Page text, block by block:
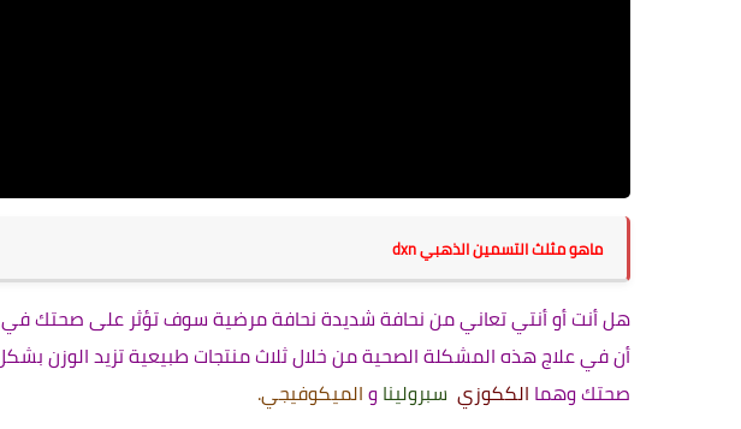
ماهو مثلث التسمين الذهبي dxn
هل أنت أو أنتي تعاني من نحافة شديدة نحافة مرضية ‏سوف تؤثر على صحتك في
أن
صحتك وهما الككوزي سبرولينا و الميكوفيجي.